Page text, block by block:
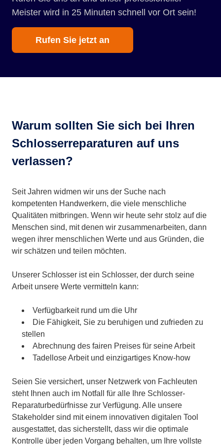
Meister wird in 25 Minuten schnell vor Ort sein!
Rufen Sie jetzt an
Warum sollten Sie sich bei Ihren
Schlosserreparaturen auf uns
verlassen?
Seit Jahren widmen wir uns der Suche nach
kompetenten Handwerkern, die viele menschliche
Qualitäten mitbringen. Wenn wir heute sehr stolz auf die
Menschen sind, mit denen wir zusammenarbeiten, dann
wegen ihrer menschlichen Werte und aus Gründen, die
wir schätzen und teilen möchten.
Unserer Schlosser ist ein Schlosser, der durch seine
Arbeit unsere Werte vermitteln kann:
Verfügbarkeit rund um die Uhr
Die Fähigkeit, Sie zu beruhigen und zufrieden zu
stellen
Abrechnung des fairen Preises für seine Arbeit
Tadellose Arbeit und einzigartiges Know-how
Seien Sie versichert, unser Netzwerk von Fachleuten
steht Ihnen auch im Notfall für alle Ihre Schlosser-
Reparaturbedürfnisse zur Verfügung. Alle unsere
Stakeholder sind mit einem innovativen digitalen Tool
ausgestattet, das sicherstellt, dass wir die optimale
Kontrolle über jeden Vorgang behalten, um Ihre vollste